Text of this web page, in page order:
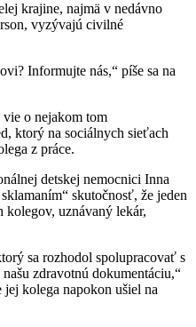
krajine, najmä v nedávno
vyzývajú civilné
Informujte nás,“ píše sa na
o nejakom tom
ktorý na sociálnych sieťach
z práce.
detskej nemocnici Inna
skutočnosť, že jeden
uznávaný lekár,
sa rozhodol spolupracovať s
zdravotnú dokumentáciu,“
jej kolega napokon ušiel na